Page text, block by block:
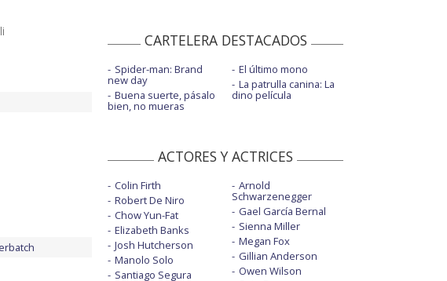
CARTELERA DESTACADOS
Spider-man: Brand
new day
Buena suerte, pásalo
bien, no mueras
El último mono
La patrulla canina: La
dino película
ACTORES Y ACTRICES
Colin Firth
Robert De Niro
Chow Yun-Fat
Elizabeth Banks
Josh Hutcherson
Manolo Solo
Santiago Segura
Arnold
Schwarzenegger
Gael García Bernal
Sienna Miller
Megan Fox
Gillian Anderson
Owen Wilson